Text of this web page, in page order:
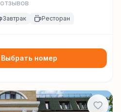
отзывов
Завтрак Ресторан
Выбрать номер